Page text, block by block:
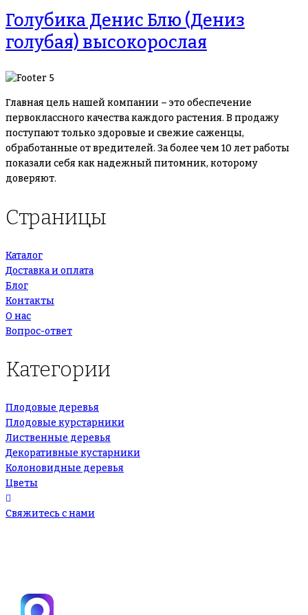
Голубика Денис Блю (Дениз
голубая) высокорослая
Главная цель нашей компании – это обеспечение
первоклассного качества каждого растения. В продажу
поступают только здоровые и свежие саженцы,
обработанные от вредителей. За более чем 10 лет работы
показали себя как надежный питомник, которому
доверяют.
Страницы
Каталог
Доставка и оплата
Блог
Контакты
О нас
Вопрос-ответ
Категории
Плодовые деревья
Плодовые курстарники
Лиственные деревья
Декоративные кустарники
Колоновидные деревья
Цветы
Свяжитесь с нами